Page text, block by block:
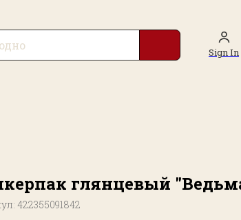
Sign In
глянцевый
422355091842